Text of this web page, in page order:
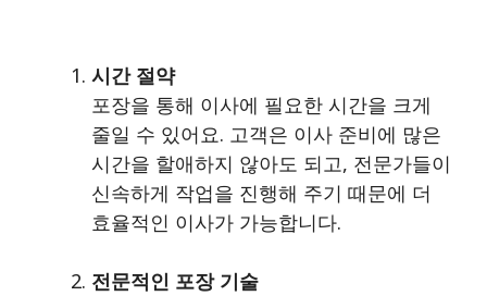
시간 절약
포장을 통해 이사에 필요한 시간을 크게
줄일 수 있어요. 고객은 이사 준비에 많은
시간을 할애하지 않아도 되고, 전문가들이
신속하게 작업을 진행해 주기 때문에 더
효율적인 이사가 가능합니다.
전문적인 포장 기술